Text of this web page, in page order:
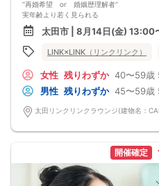
‘‘再婚希望 or 婚姻歴理解者‘‘
実年齢より若く見られる
肌や髪の清潔感に気を使っていたりと
”自分磨きができる”内面も外見も素敵な方。
お互いの過去を受け入れあって幸せになりた
だからこそ守りたいこと♡
②隠し事やうそがない
③相手の話をきちんと聞く
全てひっくるめて、受け止めてくれる。
この先の人生の新たなパートナーに出逢い
前回参加の男性一部紹介！
50代／大手企業役職／年収800万円
などなど魅力的な方が多数でした！
県内最大数8対8！トークタイム中の連絡先
①＼群馬最大級の男女8対8／
太田市 | 8月14日(金) 13:00
LINK×LINK（リンクリンク）
女性 残りわずか 40〜59歳
男性 残りわずか 45〜59歳
太田リンクリンクラウンジ(建物名：
開催確定